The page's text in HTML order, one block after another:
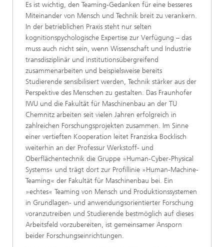
Es ist wichtig, den Teaming-Gedanken für eine besseres
Miteinander von Mensch und Technik breit zu verankern.
In der betrieblichen Praxis steht nur selten
kognitionspychologische Expertise zur Verfügung – das
muss auch nicht sein, wenn Wissenschaft und Industrie
transdisziplinär und institutionsübergreifend
zusammenarbeiten und beispielsweise bereits
Studierende sensibilisiert werden, Technik stärker aus der
Perspektive des Menschen zu gestalten. Das Fraunhofer
IWU und die Fakultät für Maschinenbau an der TU
Chemnitz arbeiten seit vielen Jahren erfolgreich in
zahlreichen Forschungsprojekten zusammen. Im Sinne
einer vertieften Kooperation leitet Franziska Bocklisch
weiterhin an der Professur Werkstoff- und
Oberflächentechnik die Gruppe »Human-Cyber-Physical
Systems« und trägt dort zur Profillinie »Human-Machine-
Teaming« der Fakultät für Maschinenbau bei. Ein
»echtes« Teaming von Mensch und Produktionssystemen
in Grundlagen- und anwendungsorientierter Forschung
voranzutreiben und Studierende bestmöglich auf dieses
Arbeitsfeld vorzubereiten, ist gemeinsamer Ansporn
beider Forschungseinrichtungen.